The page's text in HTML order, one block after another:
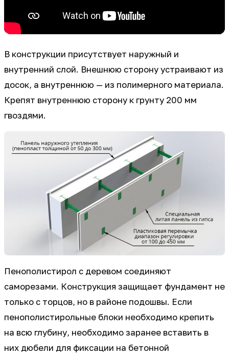
В конструкции присутствует наружный и
внутренний слой. Внешнюю сторону устраивают из
досок, а внутреннюю — из полимерного материала.
Крепят внутреннюю сторону к грунту 200 мм
гвоздями.
Пенополистирол с деревом соединяют
саморезами. Конструкция защищает фундамент не
только с торцов, но в районе подошвы. Если
пенополистирольные блоки необходимо крепить
на всю глубину, необходимо заранее вставить в
них дюбели для фиксации на бетонной